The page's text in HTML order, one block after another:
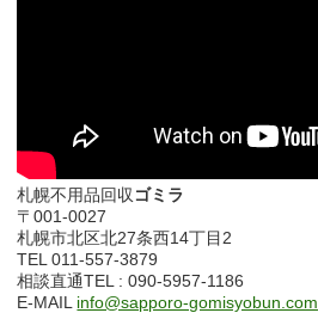
札幌不用品回収 ゴミラ
〒001-0027
札幌市北区北27条西14丁目2
TEL 011-557-3879
相談直通TEL : 090-5957-1186
E-MAIL info@sapporo-gomisyobun.com